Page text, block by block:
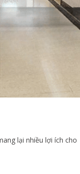
lại nhiều lợi ích cho